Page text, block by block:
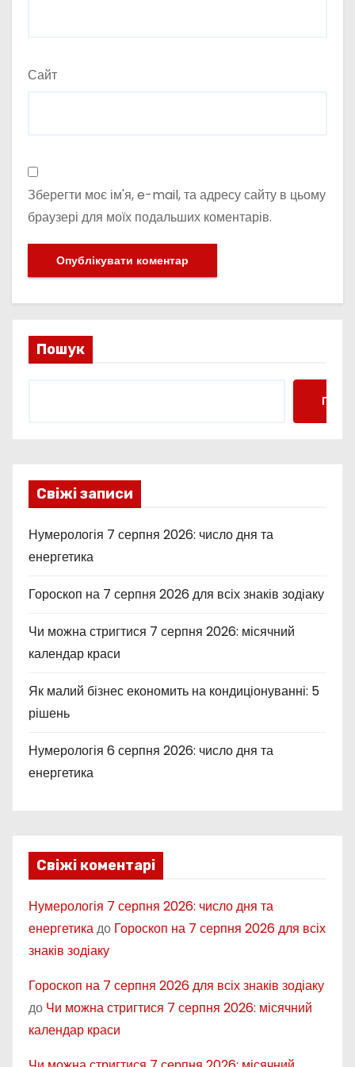
Сайт
Зберегти моє ім'я, e-mail, та адресу сайту в цьому
браузері для моїх подальших коментарів.
Пошук
Свіжі записи
Нумерологія 7 серпня 2026: число дня та
енергетика
Гороскоп на 7 серпня 2026 для всіх знаків зодіаку
Чи можна стригтися 7 серпня 2026: місячний
календар краси
Як малий бізнес економить на кондиціонуванні: 5
рішень
Нумерологія 6 серпня 2026: число дня та
енергетика
Свіжі коментарі
Нумерологія 7 серпня 2026: число дня та
енергетикадо Гороскоп на 7 серпня 2026 для всіх
знаків зодіаку
Гороскоп на 7 серпня 2026 для всіх знаків зодіаку
до Чи можна стригтися 7 серпня 2026: місячний
календар краси